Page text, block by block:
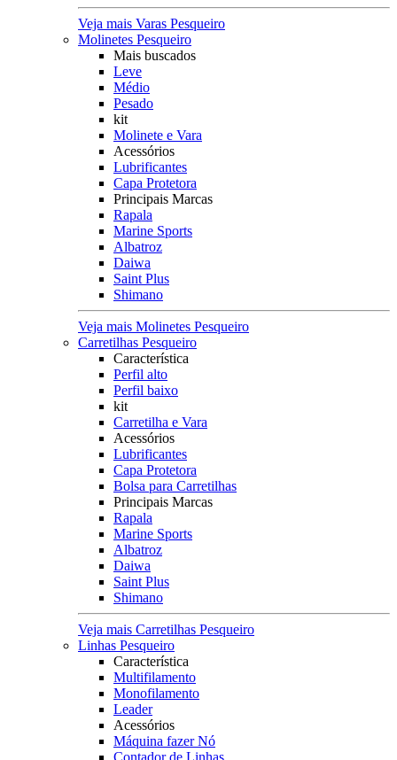
Veja mais Varas Pesqueiro
Molinetes Pesqueiro
Mais buscados
Leve
Médio
Pesado
kit
Molinete e Vara
Acessórios
Lubrificantes
Capa Protetora
Principais Marcas
Rapala
Marine Sports
Albatroz
Daiwa
Saint Plus
Shimano
Veja mais Molinetes Pesqueiro
Carretilhas Pesqueiro
Característica
Perfil alto
Perfil baixo
kit
Carretilha e Vara
Acessórios
Lubrificantes
Capa Protetora
Bolsa para Carretilhas
Principais Marcas
Rapala
Marine Sports
Albatroz
Daiwa
Saint Plus
Shimano
Veja mais Carretilhas Pesqueiro
Linhas Pesqueiro
Característica
Multifilamento
Monofilamento
Leader
Acessórios
Máquina fazer Nó
Contador de Linhas